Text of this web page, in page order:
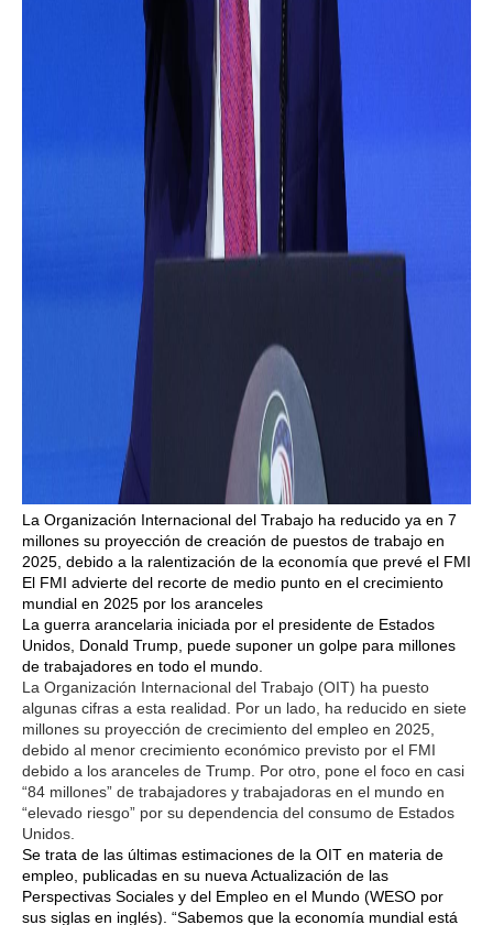
La Organización Internacional del Trabajo ha reducido ya en 7
millones su proyección de creación de puestos de trabajo en
2025, debido a la ralentización de la economía que prevé el FMI
El FMI advierte del recorte de medio punto en el crecimiento
mundial en 2025 por los aranceles
La guerra arancelaria iniciada por el presidente de Estados
Unidos, Donald Trump, puede suponer un golpe para millones
de trabajadores en todo el mundo.
La Organización Internacional del Trabajo (OIT) ha puesto
algunas cifras a esta realidad. Por un lado, ha reducido en siete
millones su proyección de crecimiento del empleo en 2025,
debido al menor crecimiento económico previsto por el FMI
debido a los aranceles de Trump. Por otro, pone el foco en casi
“84 millones” de trabajadores y trabajadoras en el mundo en
“elevado riesgo” por su dependencia del consumo de Estados
Unidos.
Se trata de las últimas estimaciones de la OIT en materia de
empleo, publicadas en su nueva Actualización de las
Perspectivas Sociales y del Empleo en el Mundo (WESO por
sus siglas en inglés). “Sabemos que la economía mundial está